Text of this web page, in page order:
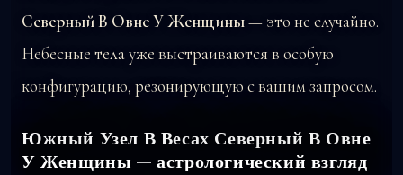
Северный В Овне У Женщины— это не случайно.
Небесные тела уже выстраиваются в особую
конфигурацию, резонирующую с вашим запросом.
Южный Узел В Весах Северный В Овне
У Женщины — астрологический взгляд